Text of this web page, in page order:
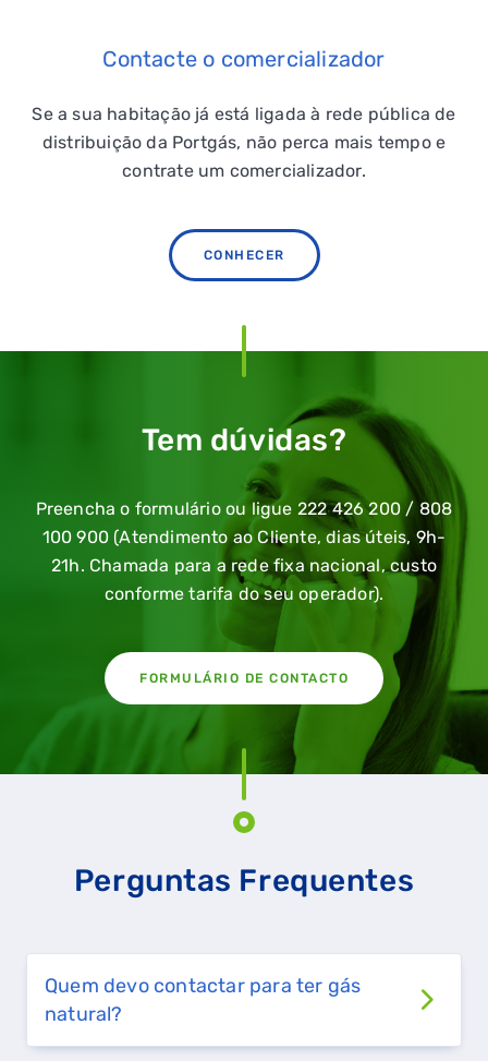
Contacte o comercializador
Se a sua habitação já está ligada à rede pública de
distribuição da Portgás, não perca mais tempo e
contrate um comercializador.
CONHECER
Tem dúvidas?
Preencha o formulário ou ligue 222 426 200 / 808
100 900 (Atendimento ao Cliente, dias úteis, 9h-
21h. Chamada para a rede fixa nacional, custo
conforme tarifa do seu operador).
FORMULÁRIO DE CONTACTO
Perguntas Frequentes
Quem devo contactar para ter gás
natural?
QUERO TER GÁS NATURAL
GASES RENOVÁVEIS
SIMULADOR DE POUPANÇA
FALHA DE GÁS